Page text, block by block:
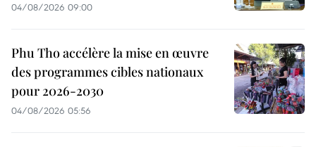
04/08/2026 09:00
Phu Tho accélère la mise en œuvre
des programmes cibles nationaux
pour 2026-2030
04/08/2026 05:56